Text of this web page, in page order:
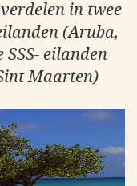
in twee
(Aruba,
eilanden
Maarten)